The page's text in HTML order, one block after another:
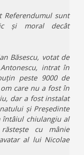
Referendumul sunt
și moral decât
Băsescu, votat de
intrat în
peste 9000 de
care nu a fost în
dar a fost instalat
și Președinte
întâiul chiulangiu al
cu mânie
al lui Nicolae